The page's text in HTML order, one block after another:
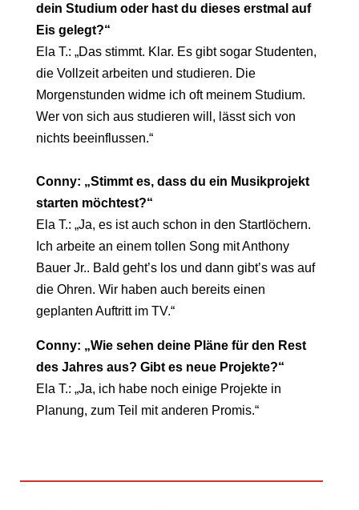
dein Studium oder hast du dieses erstmal auf
Eis gelegt?“
Ela T.: „Das stimmt. Klar. Es gibt sogar Studenten,
die Vollzeit arbeiten und studieren. Die
Morgenstunden widme ich oft meinem Studium.
Wer von sich aus studieren will, lässt sich von
nichts beeinflussen.“
Conny: „Stimmt es, dass du ein Musikprojekt
starten möchtest?“
Ela T.: „Ja, es ist auch schon in den Startlöchern.
Ich arbeite an einem tollen Song mit Anthony
Bauer Jr.. Bald geht’s los und dann gibt’s was auf
die Ohren. Wir haben auch bereits einen
geplanten Auftritt im TV.“
Conny: „Wie sehen deine Pläne für den Rest
des Jahres aus? Gibt es neue Projekte?“
Ela T.: „Ja, ich habe noch einige Projekte in
Planung, zum Teil mit anderen Promis.“